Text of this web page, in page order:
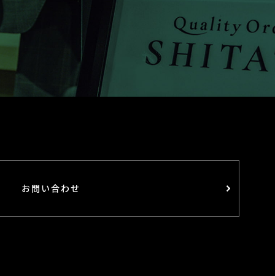
お問い合わせ